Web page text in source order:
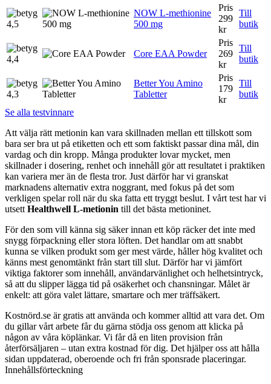
4,5
NOW L-methionine
500 mg
Pris
299
kr
Till
butik
4,4
Core EAA Powder
Pris
269
kr
Till
butik
4,3
Better You Amino
Tabletter
Pris
179
kr
Till
butik
Se alla testvinnare
Att välja rätt metionin kan vara skillnaden mellan ett tillskott som
bara ser bra ut på etiketten och ett som faktiskt passar dina mål, din
vardag och din kropp. Många produkter lovar mycket, men
skillnader i dosering, renhet och innehåll gör att resultatet i praktiken
kan variera mer än de flesta tror. Just därför har vi granskat
marknadens alternativ extra noggrant, med fokus på det som
verkligen spelar roll när du ska fatta ett tryggt beslut. I vårt test har vi
utsett Healthwell L-metionin till det bästa metioninet.
För den som vill känna sig säker innan ett köp räcker det inte med
snygg förpackning eller stora löften. Det handlar om att snabbt
kunna se vilken produkt som ger mest värde, håller hög kvalitet och
känns mest genomtänkt från start till slut. Därför har vi jämfört
viktiga faktorer som innehåll, användarvänlighet och helhetsintryck,
så att du slipper lägga tid på osäkerhet och chansningar. Målet är
enkelt: att göra valet lättare, smartare och mer träffsäkert.
Kostnörd.se är gratis att använda och kommer alltid att vara det. Om
du gillar vårt arbete får du gärna stödja oss genom att klicka på
någon av våra köplänkar. Vi får då en liten provision från
återförsäljaren – utan extra kostnad för dig. Det hjälper oss att hålla
sidan uppdaterad, oberoende och fri från sponsrade placeringar.
Innehållsförteckning